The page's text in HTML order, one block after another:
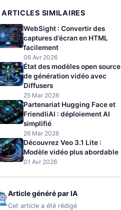
ARTICLES SIMILAIRES
WebSight : Convertir des
captures d’écran en HTML
facilement
06 Avr 2026
État des modèles open source
de génération vidéo avec
Diffusers
25 Mar 2026
Partenariat Hugging Face et
FriendliAI : déploiement AI
simplifié
26 Mar 2026
Découvrez Veo 3.1 Lite :
Modèle vidéo plus abordable
01 Avr 2026
Article généré par IA
Cet article a été rédigé